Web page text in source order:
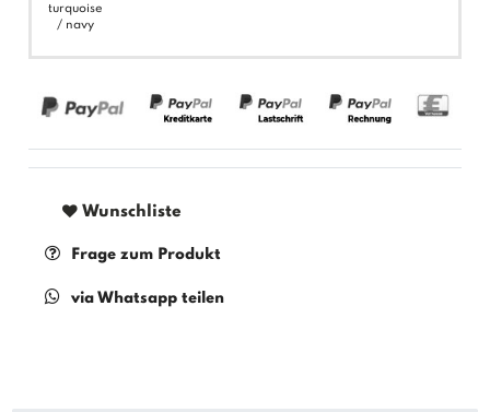
turquoise
/ navy
Wunschliste
Frage zum Produkt
via Whatsapp teilen